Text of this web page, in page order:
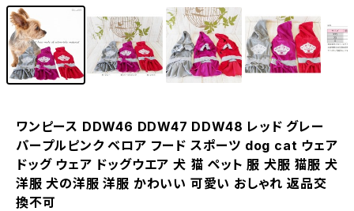
ワンピース DDW46 DDW47 DDW48 レッド グレー
パープルピンク ベロア フード スポーツ dog cat ウェア
ドッグ ウェア ドッグウエア 犬 猫 ペット 服 犬服 猫服 犬
洋服 犬の洋服 洋服 かわいい 可愛い おしゃれ 返品交
換不可